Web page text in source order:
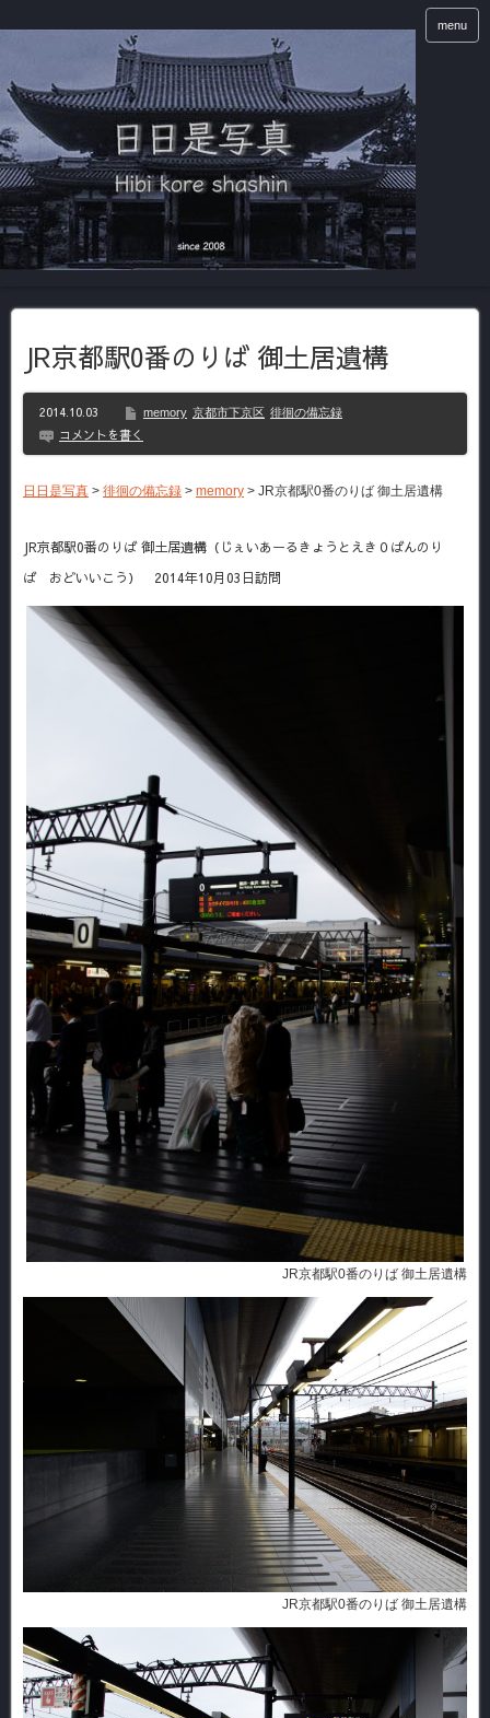
menu
JR京都駅0番のりば 御土居遺構
2014.10.03 memory 京都市下京区 徘徊の備忘録
コメントを書く
日日是写真 > 徘徊の備忘録 > memory > JR京都駅0番のりば 御土居遺構
JR京都駅0番のりば 御土居遺構（じぇいあーるきょうとえき０ばんのり
ば おどいいこう） 2014年10月03日訪問
JR京都駅0番のりば 御土居遺構
JR京都駅0番のりば 御土居遺構